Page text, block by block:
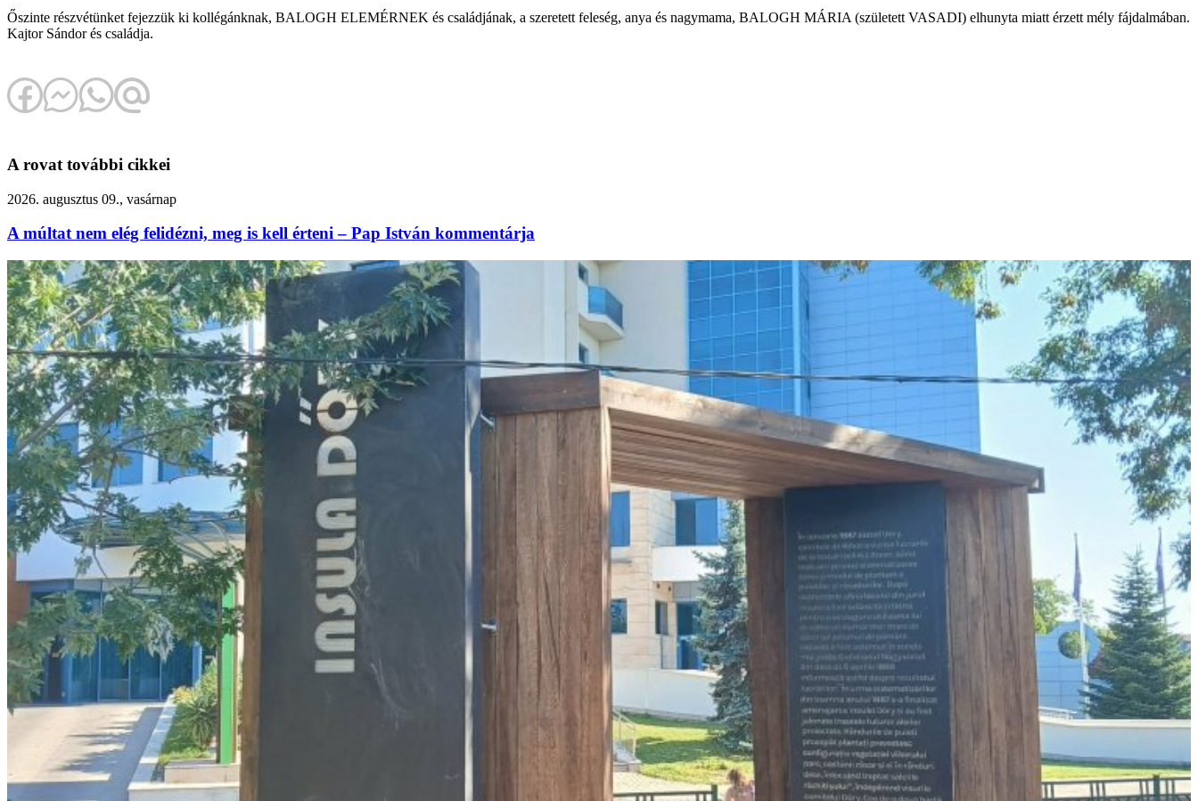
Őszinte részvétünket fejezzük ki kollégánknak, BALOGH ELEMÉRNEK és családjának, a szeretett feleség, anya és nagymama, BALOGH MÁRIA (született VASADI) elhunyta miatt érzett mély fájdalmában.
Kajtor Sándor és családja.
A rovat további cikkei
2026. augusztus 09., vasárnap
A múltat nem elég felidézni, meg is kell érteni – Pap István kommentárja